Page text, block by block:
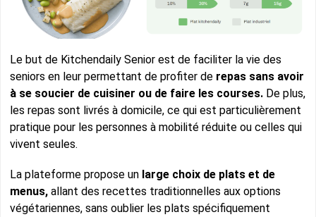
Le but de Kitchendaily Senior est de faciliter la vie des
seniors en leur permettant de profiter de repas sans avoir
à se soucier de cuisiner ou de faire les courses. De plus,
les repas sont livrés à domicile, ce qui est particulièrement
pratique pour les personnes à mobilité réduite ou celles qui
vivent seules.
La plateforme propose un large choix de plats et de
menus, allant des recettes traditionnelles aux options
végétariennes, sans oublier les plats spécifiquement